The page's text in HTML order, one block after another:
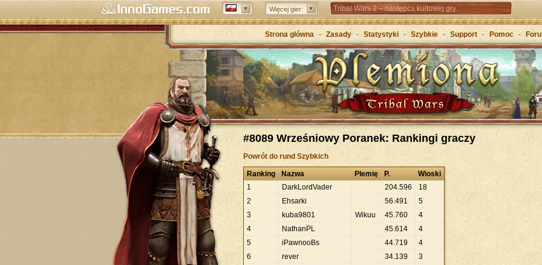
Więcej gier: Tribal Wars 2 – następca kultowej gry
Forge of Empires – Strategia o epokach cywilizacji
Grepolis – Wznieś imperium w antycznej Grecji
Strona główna - Zasady - Statystyki - Szybkie - Support - Pomoc -
#8089 Wrześniowy Poranek: Rankingi graczy
Powrót do rund Szybkich
Ranking Nazwa Plemię P.
Wioski
1
DarkLordVader 204.596
18
2
Ehsarki 56.491
5
3
kuba9801 Wikuu 45.760
4
4
NathanPL 45.614
4
5
iPawnooBs 44.719
4
6
rever 34.139
3